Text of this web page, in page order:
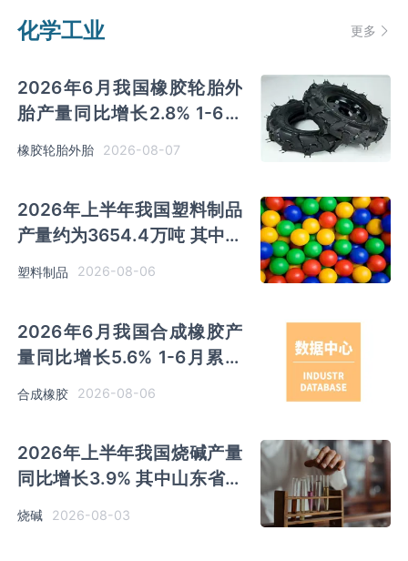
化学工业 更多
2026年6月我国橡胶轮胎外
胎产量同比增长2.8% 1-6月
累计产量同比增长2%
橡胶轮胎外胎 2026-08-07
2026年上半年我国塑料制品
产量约为3654.4万吨 其中江
苏、浙江产量分别占比
18.9%、16.0%
塑料制品 2026-08-06
2026年6月我国合成橡胶产
量同比增长5.6% 1-6月累计
合成橡胶 2026-08-06
2026年上半年我国烧碱产量
同比增长3.9% 其中山东省产
量最多 占比28.7%
烧碱 2026-08-03